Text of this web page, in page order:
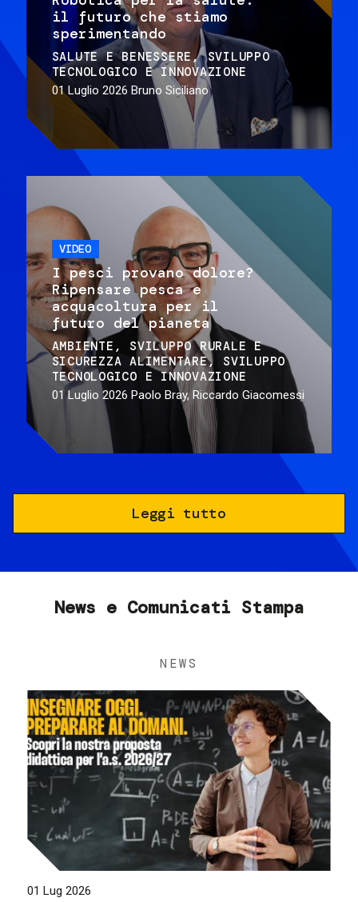
il futuro che stiamo
sperimentando
SALUTE E BENESSERE
SVILUPPO
TECNOLOGICO E INNOVAZIONE
01 Luglio 2026 Bruno Siciliano
VIDEO
I pesci provano dolore?
Ripensare pesca e
acquacoltura per il
futuro del pianeta
AMBIENTE
SVILUPPO RURALE E
SICUREZZA ALIMENTARE
SVILUPPO
TECNOLOGICO E INNOVAZIONE
01 Luglio 2026 Paolo Bray, Riccardo Giacomessi
Leggi tutto
News e Comunicati Stampa
NEWS
01 Lug 2026